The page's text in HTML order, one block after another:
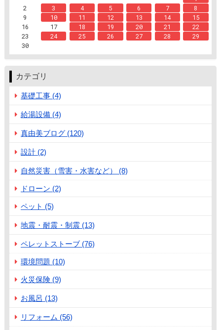
2
3 4 5 6 7
8
9
10 11 12 13 14
15
16
17 18 19 20 21
22
23
24 25 26 27 28
29
30
カテゴリ
基礎工事 (4)
給湯設備 (4)
真由美ブログ (120)
設計 (2)
自然災害（雪害・水害など） (8)
ドローン (2)
ペット (5)
地震・耐震・制震 (13)
ペレットストーブ (76)
環境問題 (10)
火災保険 (9)
お風呂 (13)
リフォーム (56)